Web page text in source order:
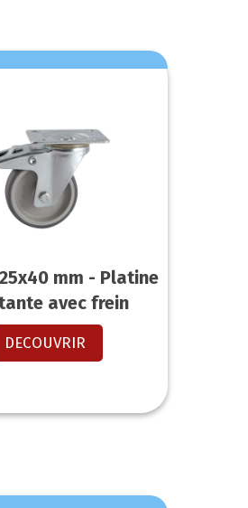
mm - Platine
avec frein
DECOUVRIR